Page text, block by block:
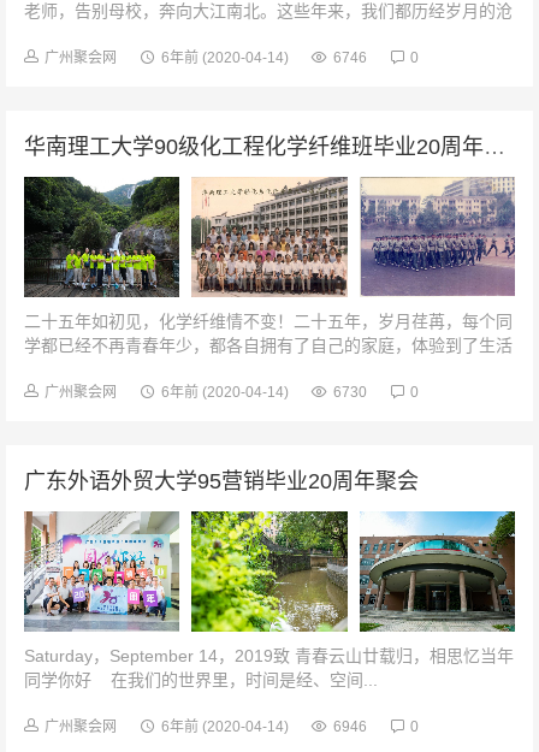
老师，告别母校，奔向大江南北。这些年来，我们都历经岁月的沧
情。今天，是十年前分手时的...
广州聚会网 6年前 (2020-04-14) 6746 0
华南理工大学90级化工程化学纤维班毕业20周年聚会
二十五年如初见，化学纤维情不变！二十五年，岁月荏苒，每个同
学都已经不再青春年少，都各自拥有了自己的家庭，体验到了生活
下一个美好的印象，一个美...
广州聚会网 6年前 (2020-04-14) 6730 0
广东外语外贸大学95营销毕业20周年聚会
Saturday，September 14，2019致 青春云山廿载归，相思忆当年
同学你好 在我们的世界里，时间是经、空间...
广州聚会网 6年前 (2020-04-14) 6946 0